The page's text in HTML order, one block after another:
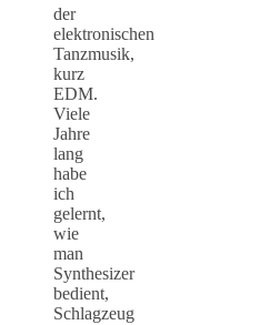
der
elektronischen
Tanzmusik,
kurz
EDM.
Viele
Jahre
lang
habe
ich
gelernt,
wie
man
Synthesizer
bedient,
Schlagzeug